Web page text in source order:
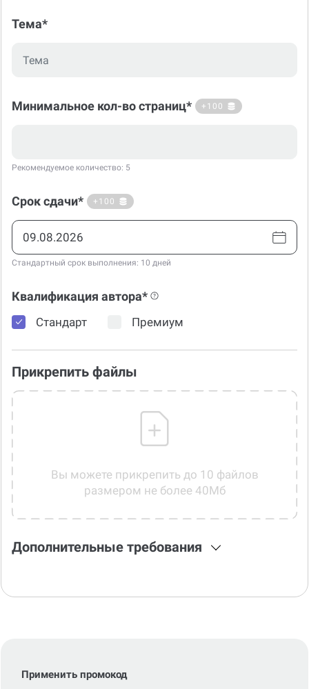
Тема*
Минимальное кол-во страниц* +100
Рекомендуемое количество: 5
Срок сдачи* +100
Стандартный срок выполнения: 10 дней
Квалификация автора*
Стандарт Премиум
Прикрепить файлы
Вы можете прикрепить до 10 файлов
размером не более 40Мб
Дополнительные требования
Применить промокод